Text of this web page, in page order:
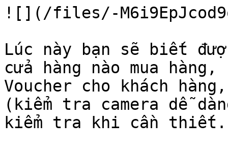
![](/files/-
Lúc này bạn sẽ biết
cửa hàng nào mua
Voucher cho khách
(kiểm tra camera dễ